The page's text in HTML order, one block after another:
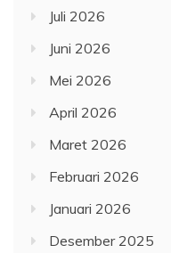
Juli 2026
Juni 2026
Mei 2026
April 2026
Maret 2026
Februari 2026
Januari 2026
Desember 2025